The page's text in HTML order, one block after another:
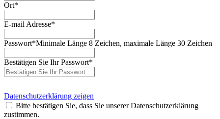
Ort*
E-mail Adresse*
Passwort*Minimale Länge 8 Zeichen, maximale Länge 30 Zeichen
Bestätigen Sie Ihr Passwort*
Datenschutzerklärung zeigen
Bitte bestätigen Sie, dass Sie unserer Datenschutzerklärung
zustimmen.